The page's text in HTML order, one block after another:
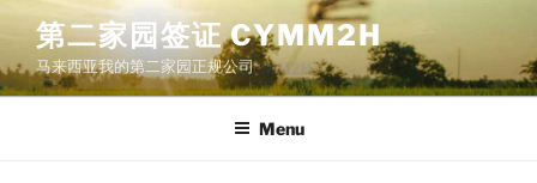
Skip
content
第二家园签证 CYMM2H
马来西亚我的第二家园正规公司
Menu